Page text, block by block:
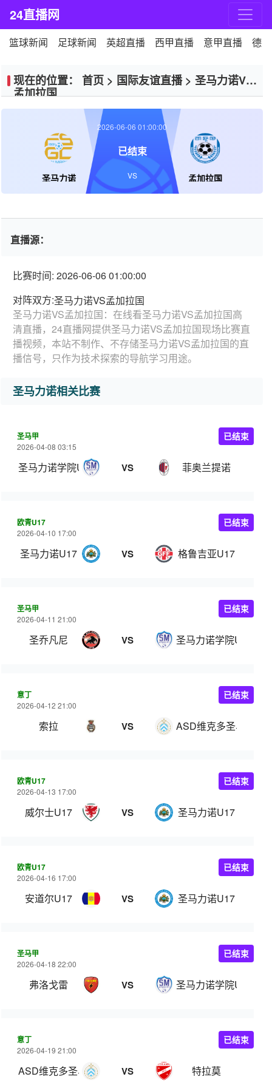
24直播网
篮球新闻 足球新闻 英超直播 西甲直播 意甲直播 德
现在的位置： 首页 > 国际友谊直播> 圣马力诺VS
孟加拉国
圣马力诺 孟加拉国
2026-06-06 01:00:00
已结束
VS
直播源：
比赛时间: 2026-06-06 01:00:00
对阵双方:圣马力诺VS孟加拉国
圣马力诺VS孟加拉国：在线看圣马力诺VS孟加拉国高
清直播，24直播网提供圣马力诺VS孟加拉国现场比赛直
播视频，本站不制作、不存储圣马力诺VS孟加拉国的直
播信号，只作为技术探索的导航学习用途。
圣马力诺相关比赛
圣马甲
2026-04-08 03:15
圣马力诺学院U22 VS 菲奥兰提诺
已结束
欧青U17
2026-04-10 17:00
圣马力诺U17 VS 格鲁吉亚U17
已结束
圣马甲
2026-04-11 21:00
圣乔凡尼 VS 圣马力诺学院U22
已结束
意丁
2026-04-12 21:00
索拉 VS ASD维克多圣马力诺
已结束
欧青U17
2026-04-13 17:00
威尔士U17 VS 圣马力诺U17
已结束
欧青U17
2026-04-16 17:00
安道尔U17 VS 圣马力诺U17
已结束
圣马甲
2026-04-18 22:00
弗洛戈雷 VS 圣马力诺学院U22
已结束
意丁
2026-04-19 21:00
ASD维克多圣马力诺 VS 特拉莫
已结束